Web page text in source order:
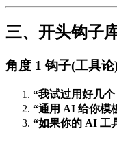
三、开头钩子
角度 1 钩子(工具论
“我试过用好几
“通用 AI 给你模
“如果你的 AI 工